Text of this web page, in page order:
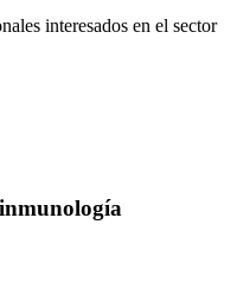
interesados en el sector